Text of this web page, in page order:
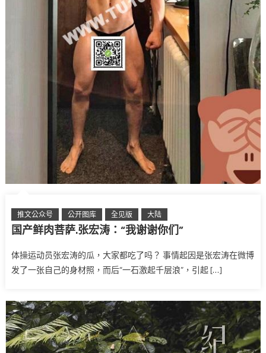
推文公众号 公开图库 全见版 大陆
国产鲜肉菩萨.张宏涛：“我谢谢你们”
体操运动员张宏涛的瓜，大家都吃了吗？ 事情起因是张宏涛在微博
发了一张自己的身材照，而后“一石激起千层浪”，引起 […]